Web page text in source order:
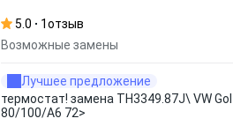
5.0 1отзыв
Возможные замены
Лучшее предложение
термостат! замена TH3349.87J\ VW
80/100/A6 72>